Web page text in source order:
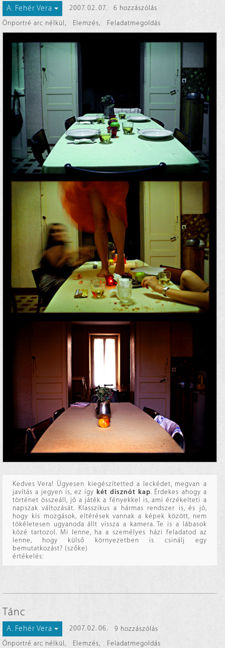
A. Fehér Vera 2007. 02. 07.
6 hozzászólás
Önportré arc nélkül , Elemzés, Feladatmegoldás
Kedves Vera! Ügyesen kiegészítetted a leckédet, megvan a
javítás a jegyen is, ez így két disznót kap. Érdekes ahogy a
történet összeáll, jó a játék a fényekkel is, ami érzékelteti a
napszak változását. Klasszikus a hármas rendszer is, és jó,
hogy kis mozgások, eltérések vannak a képek között, nem
tökéletesen ugyanoda állt vissza a kamera. Te is a lábasok
közé tartozol. Mi lenne, ha a személyes házi feladatod az
lenne, hogy külső környezetben is csinálj egy
bemutatkozást? (szőke)
értékelés:
Tánc
A. Fehér Vera 2007. 02. 06.
9 hozzászólás
Önportré arc nélkül , Elemzés, Feladatmegoldás